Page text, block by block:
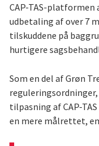
CAP-TAS-
udbetaling af over 7
tilskuddene på
hurtigere
Som en del af Grøn
tilpasning af CAP-
en mere målrettet,